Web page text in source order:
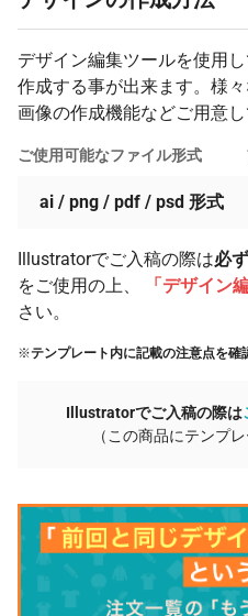
デザイン編集ツールを使用
作成する事が出来ます。様
画像の作成機能などご用意し
ご使用可能なファイル形式
ai / png / pdf / psd 形式
Illustratorでご入稿の際は必
をご使用の上、
「デザイン
さい。
※テンプレート内に記載の注意点を確
Illustratorでご入稿の際は
（この商品にテンプ